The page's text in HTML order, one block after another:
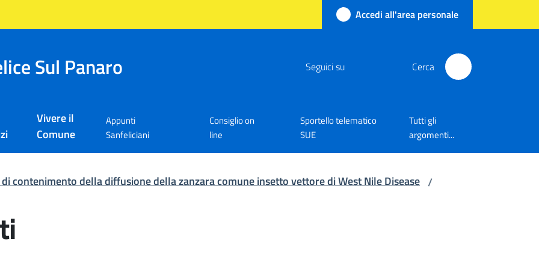
Accedi all'area personale
Sul Panaro Seguici su Cerca
Vivere il
Comune
Appunti
Sanfeliciani
Consiglio on
line
Sportello telematico
SUE
Tutti gli
argomenti...
contenimento della diffusione della zanzara comune insetto vettore di West Nile Disease /